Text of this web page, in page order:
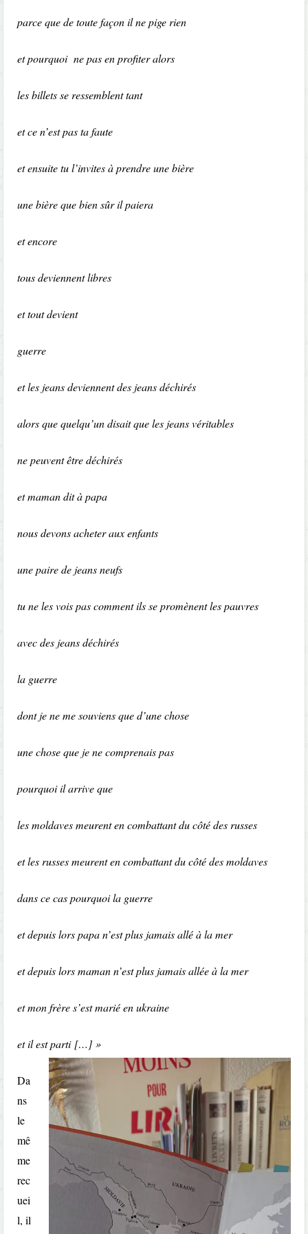
parce que de toute façon il ne pige rien
et pourquoi ne pas en profiter alors
les billets se ressemblent tant
et ce n’est pas ta faute
et ensuite tu l’invites à prendre une bière
une bière que bien sûr il paiera
et encore
tous deviennent libres
et tout devient
guerre
et les jeans deviennent des jeans déchirés
alors que quelqu’un disait que les jeans véritables
ne peuvent être déchirés
et maman dit à papa
nous devons acheter aux enfants
une paire de jeans neufs
tu ne les vois pas comment ils se promènent les pauvres
avec des jeans déchirés
la guerre
dont je ne me souviens que d’une chose
une chose que je ne comprenais pas
pourquoi il arrive que
les moldaves meurent en combattant du côté des russes
et les russes meurent en combattant du côté des moldaves
dans ce cas pourquoi la guerre
et depuis lors papa n’est plus jamais allé à la mer
et depuis lors maman n’est plus jamais allée à la mer
et mon frère s’est marié en ukraine
et il est parti […] »
Da
ns
le
mê
me
rec
uei
l, il